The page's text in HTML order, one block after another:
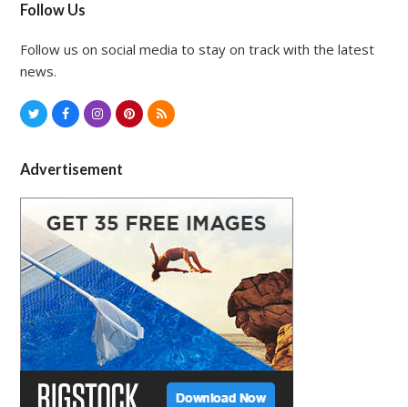
Follow Us
Follow us on social media to stay on track with the latest
news.
T
i
t
t
e
r
c
e
b
o
o
k
s
t
a
r
a
m
P
t
e
e
s
t
R
Advertisement